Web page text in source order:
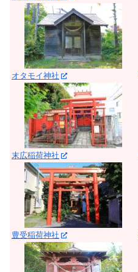
オタモイ神社
末広稲荷神社
豊受稲荷神社